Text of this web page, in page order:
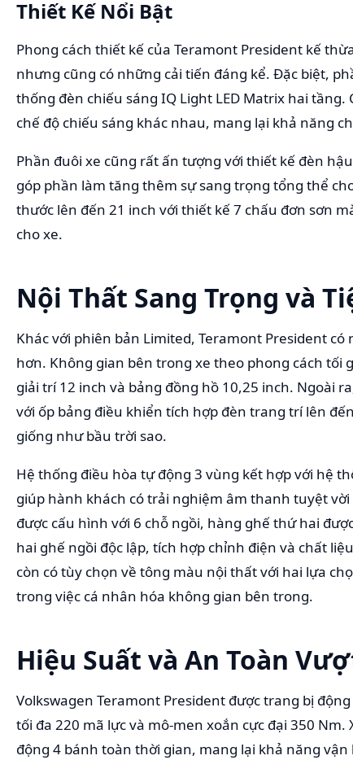
Thiết Kế Nổi Bật
Phong cách thiết kế của Teramont President kế
nhưng cũng có những cải tiến đáng kể. Đặc biệt,
thống đèn chiếu sáng IQ Light LED Matrix hai tầng.
chế độ chiếu sáng khác nhau, mang lại khả năng
Phần đuôi xe cũng rất ấn tượng với thiết kế đèn
góp phần làm tăng thêm sự sang trọng tổng thể
thước lên đến 21 inch với thiết kế 7 chấu đơn sơn
cho xe.
Nội Thất Sang Trọng và
Khác với phiên bản Limited, Teramont President
hơn. Không gian bên trong xe theo phong cách
giải trí 12 inch và bảng đồng hồ 10,25 inch. Ngoài
với ốp bảng điều khiển tích hợp đèn trang trí lên
giống như bầu trời sao.
Hệ thống điều hòa tự động 3 vùng kết hợp với hệ
giúp hành khách có trải nghiệm âm thanh tuyệt
được cấu hình với 6 chỗ ngồi, hàng ghế thứ hai
hai ghế ngồi độc lập, tích hợp chỉnh điện và chất
còn có tùy chọn về tông màu nội thất với hai lựa
trong việc cá nhân hóa không gian bên trong.
Hiệu Suất và An Toàn
Volkswagen Teramont President được trang bị
tối đa 220 mã lực và mô-men xoắn cực đại 350
động 4 bánh toàn thời gian, mang lại khả năng